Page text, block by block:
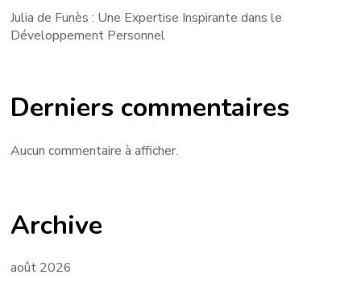
Julia de Funès : Une Expertise Inspirante dans le
Développement Personnel
Derniers commentaires
Aucun commentaire à afficher.
Archive
août 2026